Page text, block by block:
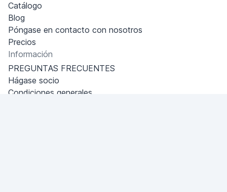
Catálogo
Blog
Póngase en contacto con nosotros
Precios
Información
PREGUNTAS FRECUENTES
Hágase socio
Condiciones generales